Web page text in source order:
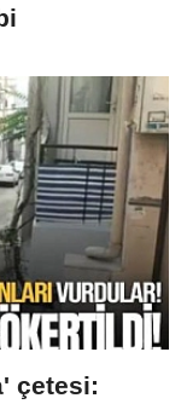
çetesi: